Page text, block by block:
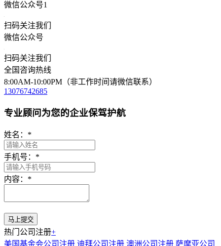
微信公众号1
扫码关注我们
微信公众号
扫码关注我们
全国咨询热线
8:00AM-10:00PM（非工作时间请微信联系）
13076742685
专业顾问为您的企业保驾护航
姓名： *
手机号： *
内容： *
热门公司注册+
美国基金会公司注册 迪拜公司注册 澳洲公司注册 萨摩亚公司